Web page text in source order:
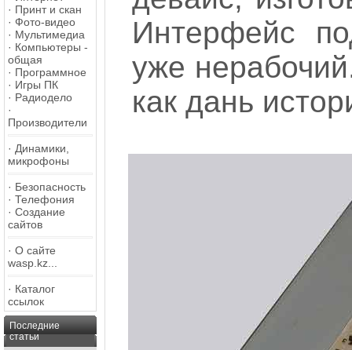
· Принт и скан
· Фото-видео
· Мультимедиа
· Компьютеры -
общая
· Программное
· Игры ПК
· Радиодело
·
Производители
· Динамики,
микрофоны
· Безопасность
· Телефония
· Создание
сайтов
· О сайте
wasp.kz...
· Каталог
ссылок
Последние
статьи
Интерфейс
уже
как дань